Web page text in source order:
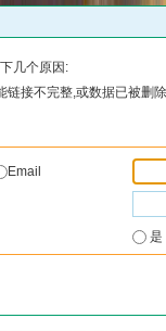
几个原因:
链接不完整,或数据已被删
Email